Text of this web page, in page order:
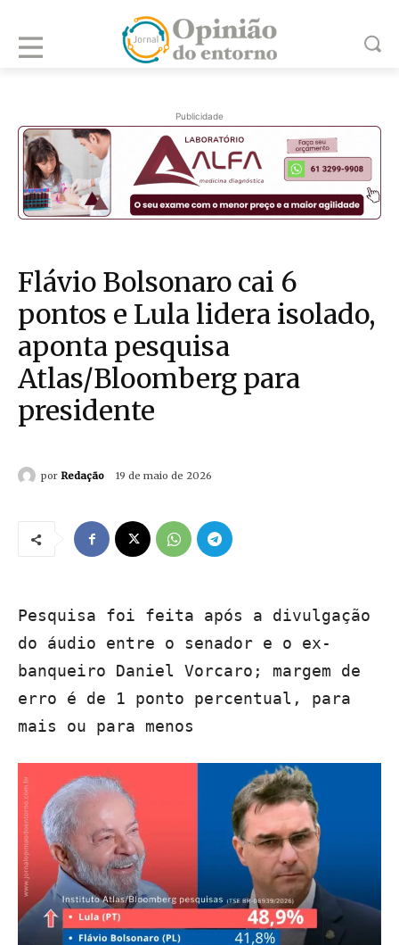
Publicidade
Flávio Bolsonaro cai 6
pontos e Lula lidera isolado,
aponta pesquisa
Atlas/Bloomberg para
presidente
por Redação 19 de maio de 2026
Pesquisa foi feita após a divulgação
do áudio entre o senador e o ex-
banqueiro Daniel Vorcaro; margem de
erro é de 1 ponto percentual, para
mais ou para menos